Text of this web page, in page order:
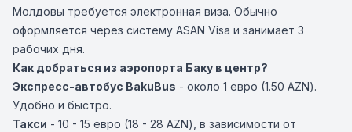
Молдовы требуется электронная виза. Обычно
оформляется через систему ASAN Visa и занимает 3
рабочих дня.
Как добраться из аэропорта Баку в центр?
Экспресс-автобус BakuBus - около 1 евро (1.50 AZN).
Удобно и быстро.
Такси - 10 - 15 евро (18 - 28 AZN), в зависимости от